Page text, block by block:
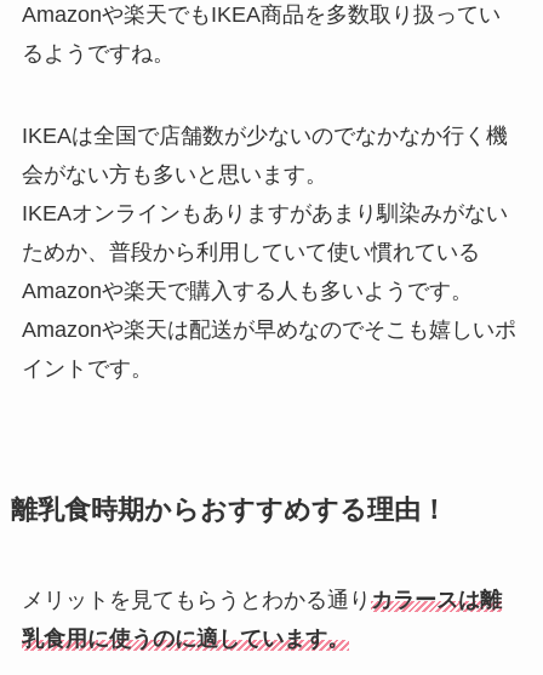
Amazonや楽天でもIKEA商品を多数取り扱ってい
るようですね。
IKEAは全国で店舗数が少ないのでなかなか行く機
会がない方も多いと思います。
IKEAオンラインもありますがあまり馴染みがない
ためか、普段から利用していて使い慣れている
Amazonや楽天で購入する人も多いようです。
Amazonや楽天は配送が早めなのでそこも嬉しいポ
イントです。
離乳食時期からおすすめする理由！
メリットを見てもらうとわかる通り カラースは離
乳食用に使うのに適しています。